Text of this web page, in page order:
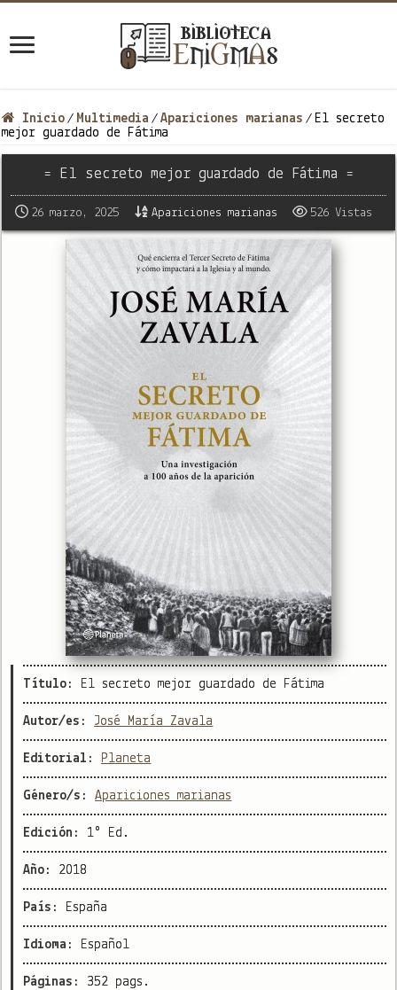
Inicio / Multimedia / Apariciones marianas / El secreto
mejor guardado de Fátima
= El secreto mejor guardado de Fátima =
26 marzo, 2025 Apariciones marianas 526 Vistas
Título: El secreto mejor guardado de Fátima
Autor/es: José María Zavala
Editorial: Planeta
Género/s:Apariciones marianas
Edición: 1° Ed.
Año: 2018
País: España
Idioma: Español
Páginas: 352 pags.